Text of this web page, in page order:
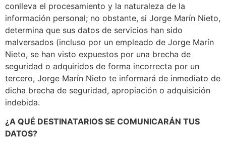
conlleva el procesamiento y la naturaleza de la
información personal; no obstante, si Jorge Marín Nieto,
determina que sus datos de servicios han sido
malversados (incluso por un empleado de Jorge Marín
Nieto, se han visto expuestos por una brecha de
seguridad o adquiridos de forma incorrecta por un
tercero, Jorge Marín Nieto te informará de inmediato de
dicha brecha de seguridad, apropiación o adquisición
indebida.
¿A QUÉ DESTINATARIOS SE COMUNICARÁN TUS
DATOS?